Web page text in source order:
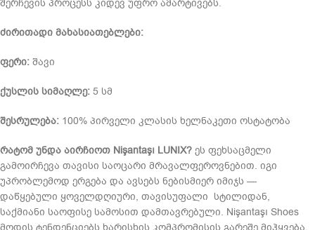
შერჩევის პროცესს კიდევ უფრო ამარტივებს.
ძირითადი მახასიათებლები:
ფერი: შავი
ქუსლის სიმაღლე: 5 სმ
შესრულება: 100% პირველი კლასის ხელნაკეთი ოსტატობა
რატომ უნდა აირჩიოთ Nişantaşı LUNIX? ეს ფეხსაცმელი
გამოირჩევა თავისი საოცარი მრავალფეროვნებით. იგი
უპრობლემოდ ერგება და ავსებს ნებისმიერ იმიჯს —
დაწყებული ყოველდღიური, თავისუფალი სტილიდან,
საქმიანი საოფისე სამოსით დამთავრებული. Nişantaşı Shoes